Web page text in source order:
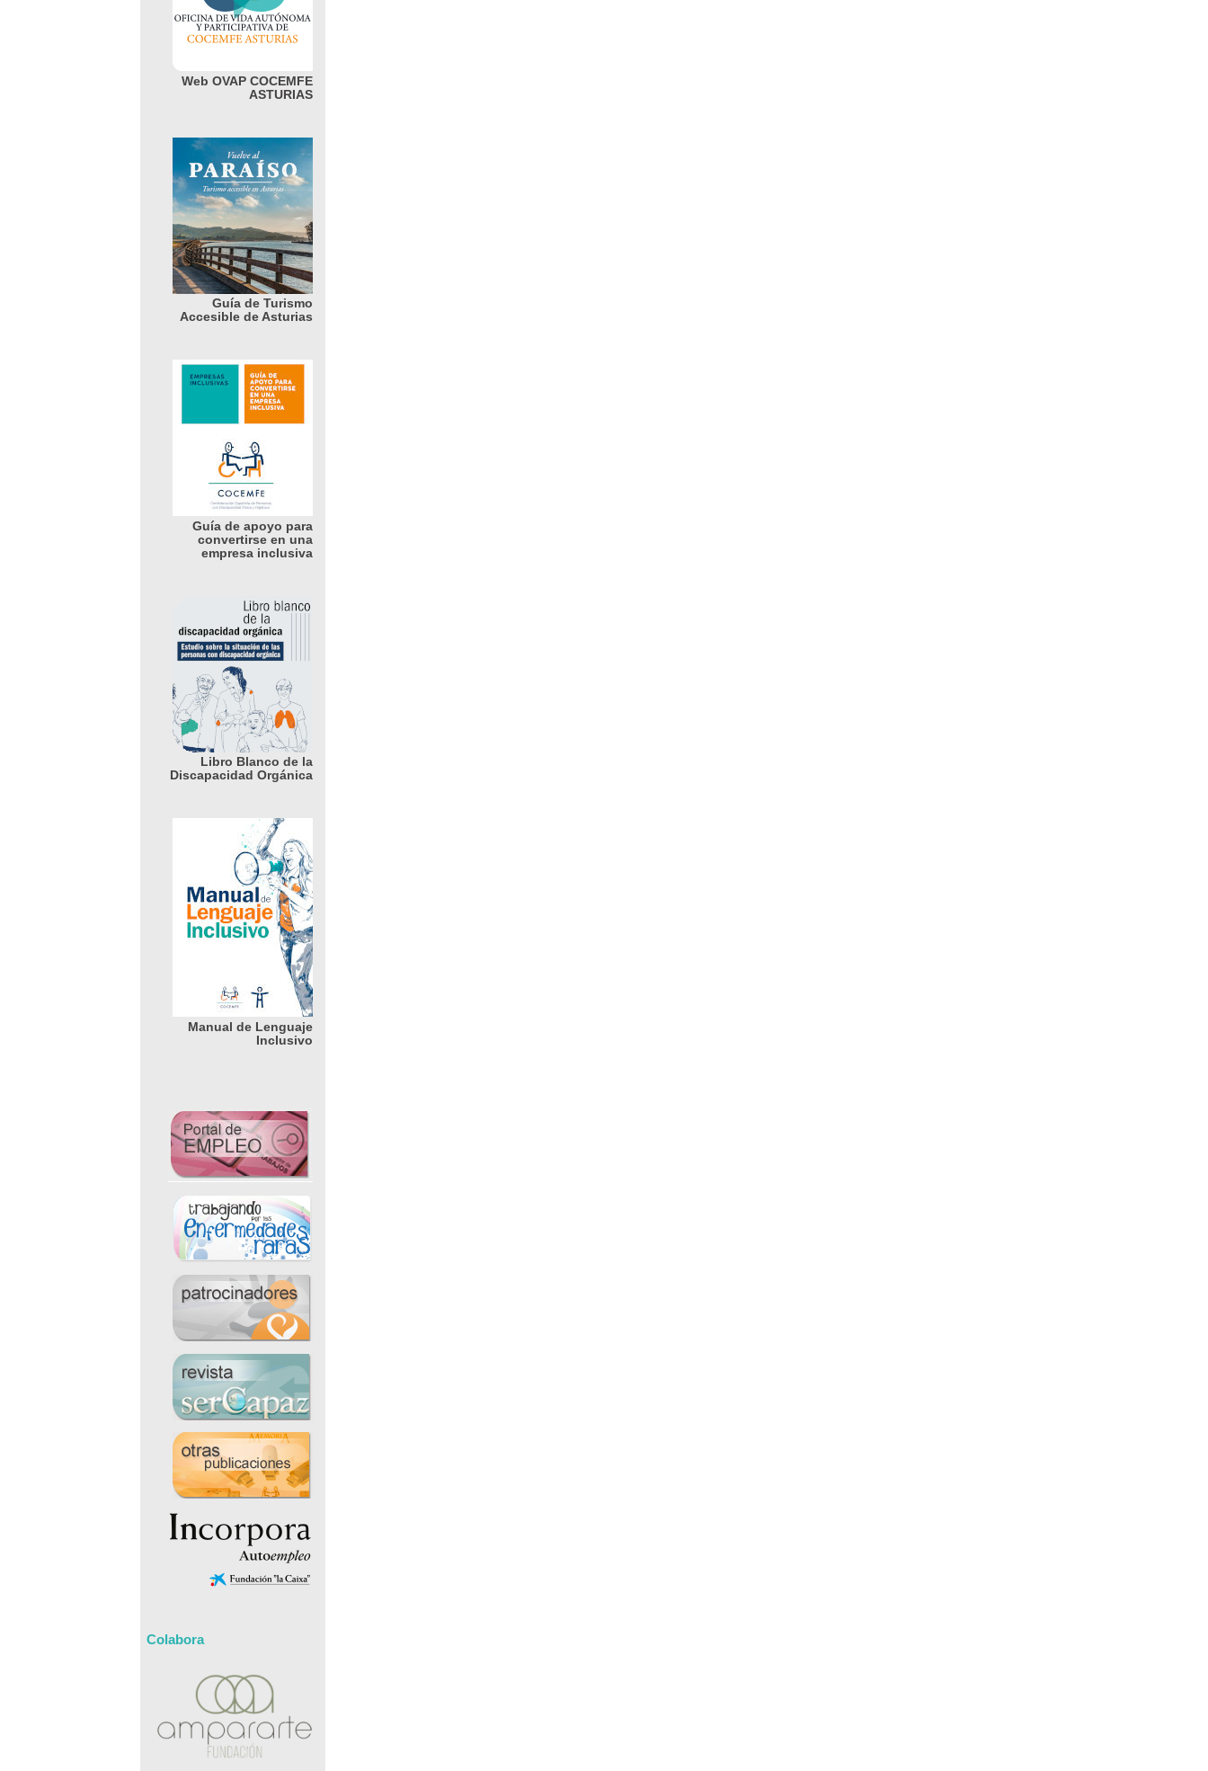
Web OVAP COCEMFE
ASTURIAS
Guía de Turismo
Accesible de Asturias
Guía de apoyo para
convertirse en una
empresa inclusiva
Libro Blanco de la
Discapacidad Orgánica
Manual de Lenguaje
Inclusivo
Colabora